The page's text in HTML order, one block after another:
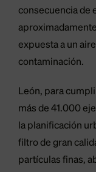
consecuencia de
expuesta a un
contaminación.
León, para
más de 41.000
la planificación
filtro de gran
partículas finas,